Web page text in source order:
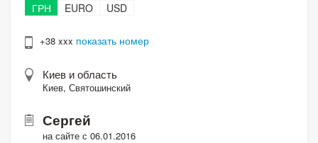
ГРН EURO USD
+38 xxx показать номер
Киев и область
Киев, Святошинский
Сергей
на сайте с 06.01.2016